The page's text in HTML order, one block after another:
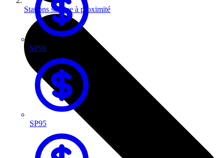
SP98
SP95
Stations service à proximité